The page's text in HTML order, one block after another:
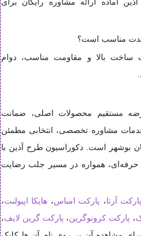
آماده ارائه مشاوره رایگان برای
مناسب است؟
ساخت بالا و مقاومت مناسب، دوام
مستقیم محصولات اصلی، ضمانت
مشاوره تخصصی، انتخابی مطمئن
بوشهر است. دکوراسیون طرح آذین با
حرفه‌ای، همواره در مسیر جلب رضایت
پارکت آرتا، پارکت امباس، هایکا اپیولنت،
، پارکت کرونوگرین، پارکت گرین لایف،